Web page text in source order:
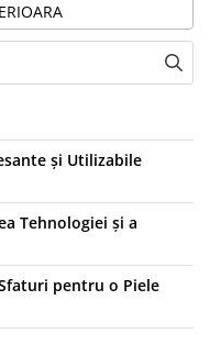
și Utilizabile
Tehnologiei și a
pentru o Piele